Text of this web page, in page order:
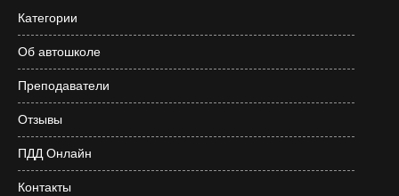
Категории
Об автошколе
Преподаватели
Отзывы
ПДД Онлайн
Контакты